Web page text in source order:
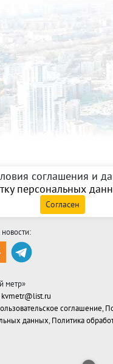
соглашения и
персональных
Согласен
метр»
kvmetr@list.ru
соглашение,
данных, Политика